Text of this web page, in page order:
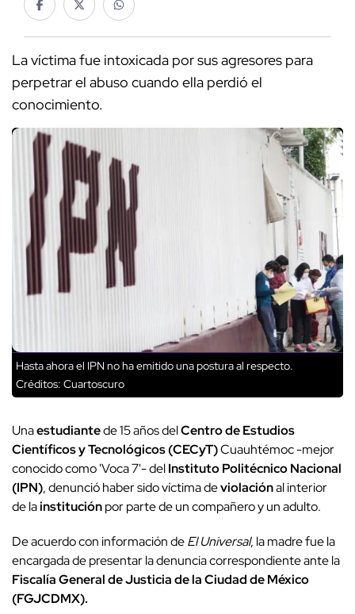
La víctima fue intoxicada por sus agresores para
perpetrar el abuso cuando ella perdió el
conocimiento.
Hasta ahora el IPN no ha emitido una postura al respecto.
Créditos: Cuartoscuro
Unaestudiantede 15 años delCentro de Estudios
Científicos y Tecnológicos(CECyT)Cuauhtémoc -mejor
conocido como 'Voca 7'- delInstituto Politécnico Nacional
(IPN), denunció haber sido víctima deviolaciónal interior
de lainstituciónpor parte de un compañero y un adulto.
De acuerdo con información deEl Universal, la madre fue la
encargada de presentar la denuncia correspondiente ante la
Fiscalía General de Justicia de la Ciudad de México
(FGJCDMX).